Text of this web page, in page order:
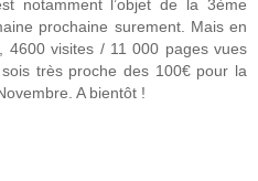
notamment l’objet de la 3ème
prochaine surement. Mais en
4600 visites / 11 000 pages vues
très proche des 100€ pour la
A bientôt !